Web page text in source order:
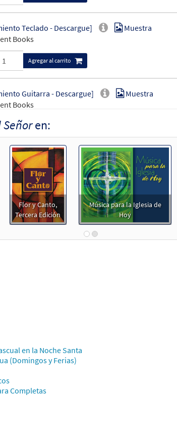
Teclado - Descargue]
Books
Muestra
Agregar al carrito
Guitarra - Descargue]
Books
Muestra
Agregar al carrito
– Descargue]
Muestra
Agregar al carrito
Muestra
Señoren:
Flor y Canto,
Tercera Edición
Música para la Iglesia de
Hoy
en la Noche Santa
(Domingos y Ferias)
Completas